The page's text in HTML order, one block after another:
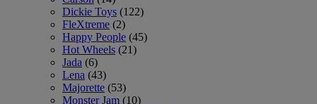
Dickie Toys (122)
FleXtreme (2)
Happy People (45)
Hot Wheels (21)
Jada (6)
Lena (43)
Majorette (53)
Monster Jam (10)